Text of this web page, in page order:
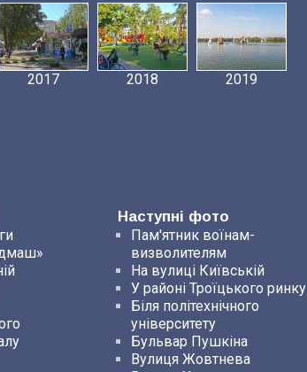
2017 2018 2019
Наступні фото
Пам'ятник воїнам-
визволителям
На вулиці Київській
У районі Троїцького ринку
Біля політехнічного
університету
Бульвар Пушкіна
Вулиця Жовтнева